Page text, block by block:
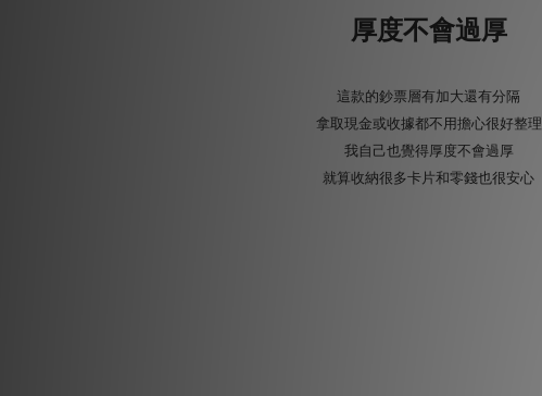
厚度不會過厚
這款的鈔票層有加大還有分隔
拿取現金或收據都不用擔心很好整理
我自己也覺得厚度不會過厚
就算收納很多卡片和零錢也很安心